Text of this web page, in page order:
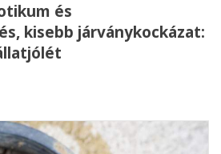
és
kisebb járványkockázat: